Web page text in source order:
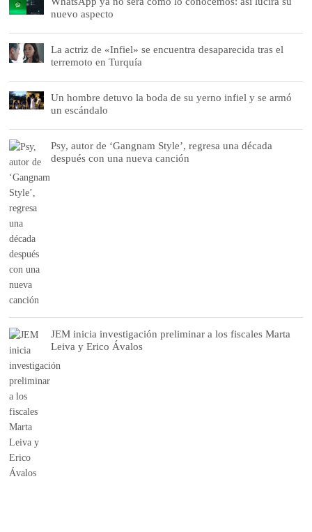
nuevo aspecto
La actriz de «Infiel» se encuentra desaparecida tras el
terremoto en Turquía
Un hombre detuvo la boda de su yerno infiel y se armó
un escándalo
Psy, autor de ‘Gangnam Style’, regresa una década
después con una nueva canción
JEM inicia investigación preliminar a los fiscales Marta
Leiva y Erico Ávalos